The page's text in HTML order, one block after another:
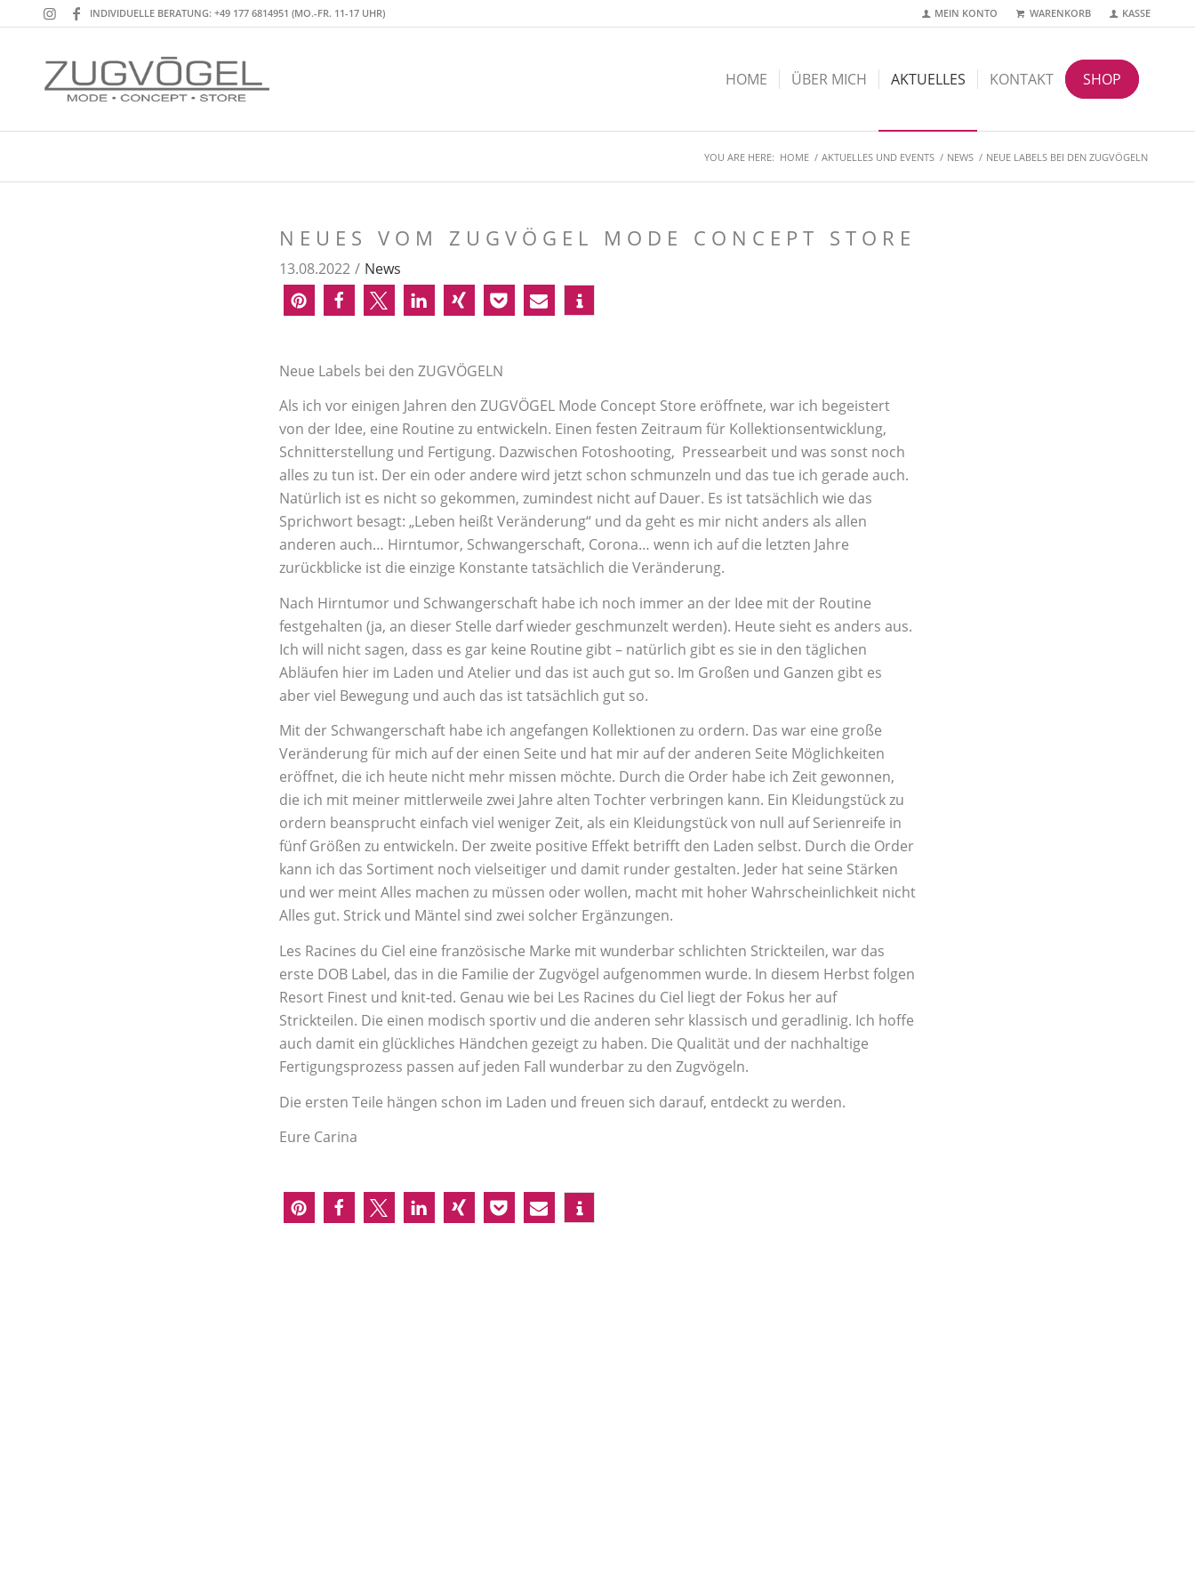
MEIN KONTO WARENKORB KASSE
INDIVIDUELLE BERATUNG: +49 177 6814951 (MO.-FR. 11-17 UHR)
HOME ÜBER MICH AKTUELLES KONTAKT SHOP
YOU ARE HERE: HOME / AKTUELLES UND EVENTS / NEWS / NEUE LABELS BEI DEN ZUGVÖGELN
NEUES VOM ZUGVÖGEL MODE CONCEPT STORE
13.08.2022 / News
Neue Labels bei den ZUGVÖGELN
Als ich vor einigen Jahren den ZUGVÖGEL Mode Concept Store eröffnete, war ich begeistert
von der Idee, eine Routine zu entwickeln. Einen festen Zeitraum für Kollektionsentwicklung,
Schnitterstellung und Fertigung. Dazwischen Fotoshooting, Pressearbeit und was sonst noch
alles zu tun ist. Der ein oder andere wird jetzt schon schmunzeln und das tue ich gerade auch.
Natürlich ist es nicht so gekommen, zumindest nicht auf Dauer. Es ist tatsächlich wie das
Sprichwort besagt: „Leben heißt Veränderung“ und da geht es mir nicht anders als allen
anderen auch… Hirntumor, Schwangerschaft, Corona… wenn ich auf die letzten Jahre
zurückblicke ist die einzige Konstante tatsächlich die Veränderung.
Nach Hirntumor und Schwangerschaft habe ich noch immer an der Idee mit der Routine
festgehalten (ja, an dieser Stelle darf wieder geschmunzelt werden). Heute sieht es anders aus.
Ich will nicht sagen, dass es gar keine Routine gibt – natürlich gibt es sie in den täglichen
Abläufen hier im Laden und Atelier und das ist auch gut so. Im Großen und Ganzen gibt es
aber viel Bewegung und auch das ist tatsächlich gut so.
Mit der Schwangerschaft habe ich angefangen Kollektionen zu ordern. Das war eine große
Veränderung für mich auf der einen Seite und hat mir auf der anderen Seite Möglichkeiten
eröffnet, die ich heute nicht mehr missen möchte. Durch die Order habe ich Zeit gewonnen,
die ich mit meiner mittlerweile zwei Jahre alten Tochter verbringen kann. Ein Kleidungstück zu
ordern beansprucht einfach viel weniger Zeit, als ein Kleidungstück von null auf Serienreife in
fünf Größen zu entwickeln. Der zweite positive Effekt betrifft den Laden selbst. Durch die Order
kann ich das Sortiment noch vielseitiger und damit runder gestalten. Jeder hat seine Stärken
und wer meint Alles machen zu müssen oder wollen, macht mit hoher Wahrscheinlichkeit nicht
Alles gut. Strick und Mäntel sind zwei solcher Ergänzungen.
Les Racines du Ciel eine französische Marke mit wunderbar schlichten Strickteilen, war das
erste DOB Label, das in die Familie der Zugvögel aufgenommen wurde. In diesem Herbst folgen
Resort Finest und knit-ted. Genau wie bei Les Racines du Ciel liegt der Fokus her auf
Strickteilen. Die einen modisch sportiv und die anderen sehr klassisch und geradlinig. Ich hoffe
auch damit ein glückliches Händchen gezeigt zu haben. Die Qualität und der nachhaltige
Fertigungsprozess passen auf jeden Fall wunderbar zu den Zugvögeln.
Die ersten Teile hängen schon im Laden und freuen sich darauf, entdeckt zu werden.
Eure Carina